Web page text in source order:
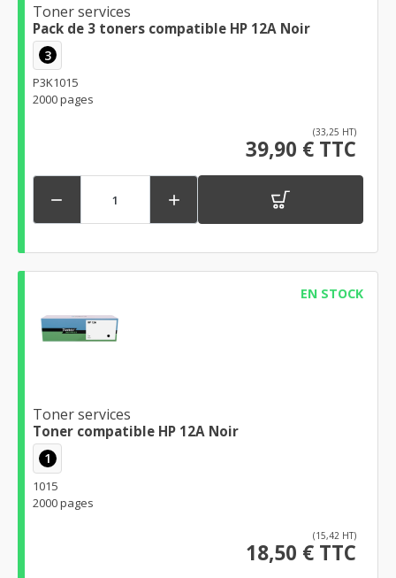
Toner services
Pack de 3 toners compatible HP 12A Noir
3
P3K1015
2000 pages
(33,25 HT)
39,90 € TTC
 
EN STOCK
Toner services
Toner compatible HP 12A Noir
1
1015
2000 pages
(15,42 HT)
18,50 € TTC